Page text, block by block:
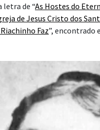
letra de “As Hostes do
de Jesus Cristo dos
Faz”, encontrado